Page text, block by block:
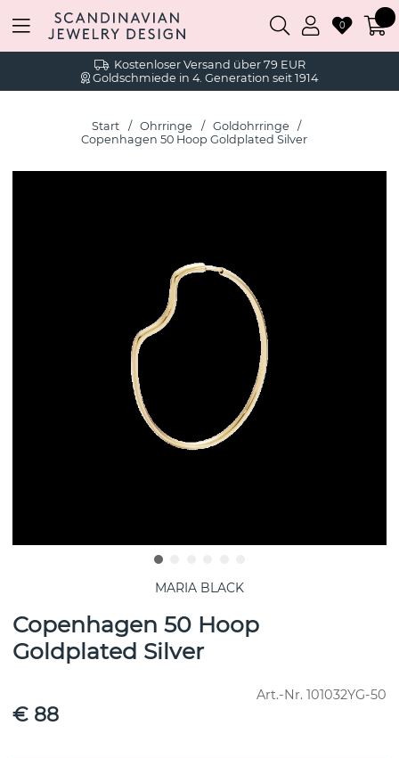
Kostenloser Versand über 79 EUR
Goldschmiede in 4. Generation seit 1914
0
Start Ohrringe
Goldohrringe
Copenhagen 50 Hoop Goldplated Silver
MARIA BLACK
Copenhagen 50 Hoop
Goldplated Silver
Art.-Nr. 101032YG-50
€ 88